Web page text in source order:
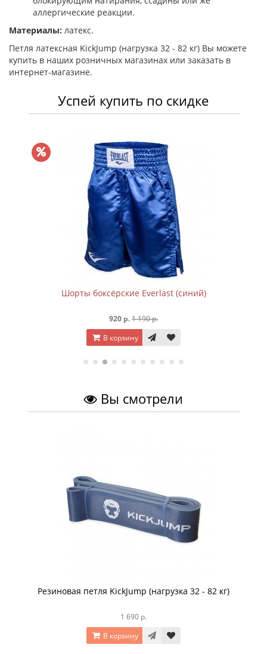
аллергические реакции.
Материалы: латекс.
Петля латексная KickJump (нагрузка 32 - 82 кг) Вы можете
купить в наших розничных магазинах или заказать в
интернет-магазине.
Успей купить по скидке
Шорты боксёрские Everlast (синий)
920 р.1 190 р.
В корзину
Вы смотрели
Резиновая петля KickJump (нагрузка 32 - 82 кг)
1 690 р.
В корзину